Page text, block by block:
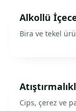
Alkollü
Bira ve tekel
Cips, çerez ve